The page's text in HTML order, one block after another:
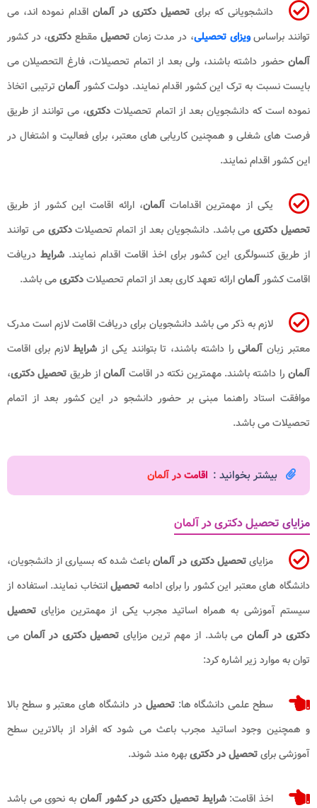
دانشجویانی که برای تحصیل دکتری در آلمان اقدام نموده اند، می
توانند براساسویزای تحصیلی، در مدت زمانتحصیل مقطع دکتری، در کشور
آلمانحضور داشته باشند، ولی بعد از اتمام تحصیلات، فارغ التحصیلان می
بایست نسبت به ترک این کشور اقدام نمایند. دولت کشور آلمان ترتیبی اتخاذ
نموده است که دانشجویان بعد از اتمام تحصیلات دکتری، می توانند از طریق
فرصت های شغلی و همچنین کاریابی های معتبر، برای فعالیت و اشتغال در
این کشور اقدام نمایند.
یکی از مهمترین اقداماتآلمان، ارائه اقامت این کشور از طریق
تحصیل دکتری می باشد. دانشجویان بعد از اتمام تحصیلاتدکتریمی توانند
از طریق کنسولگری این کشور برای اخذ اقامت اقدام نمایند. شرایط دریافت
اقامت کشورآلمانارائه تعهد کاری بعد از اتمام تحصیلاتدکتریمی باشد.
لازم به ذکر می باشد دانشجویان برای دریافت اقامت لازم است مدرک
معتبر زبان آلمانی را داشته باشند، تا بتوانند یکی از شرایطلازم برای اقامت
آلمان را داشته باشند. مهمترین نکته در اقامت آلماناز طریق تحصیل دکتری،
موافقت استاد راهنما مبنی بر حضور دانشجو در این کشور بعد از اتمام
تحصیلات می باشد.
بیشتر بخوانید : اقامت در آلمان
مزایای تحصیل دکتری در آلمان
مزایایتحصیل دکتری در آلمانباعث شده که بسیاری از دانشجویان،
دانشگاه های معتبر این کشور را برای ادامه تحصیلانتخاب نمایند. استفاده از
سیستم آموزشی به همراه اساتید مجرب یکی از مهمترین مزایای تحصیل
دکتری در آلمان می باشد. از مهم ترین مزایای تحصیل دکتری در آلمان می
توان به موارد زیر اشاره کرد:
سطح علمی دانشگاه ها:تحصیلدر دانشگاه های معتبر و سطح بالا
و همچنین وجود اساتید مجرب باعث می شود که افراد از بالاترین سطح
آموزشی برایتحصیل در دکتریبهره مند شوند.
اخذ اقامت:شرایط تحصیل دکتری در کشور آلمان به نحوی می باشد